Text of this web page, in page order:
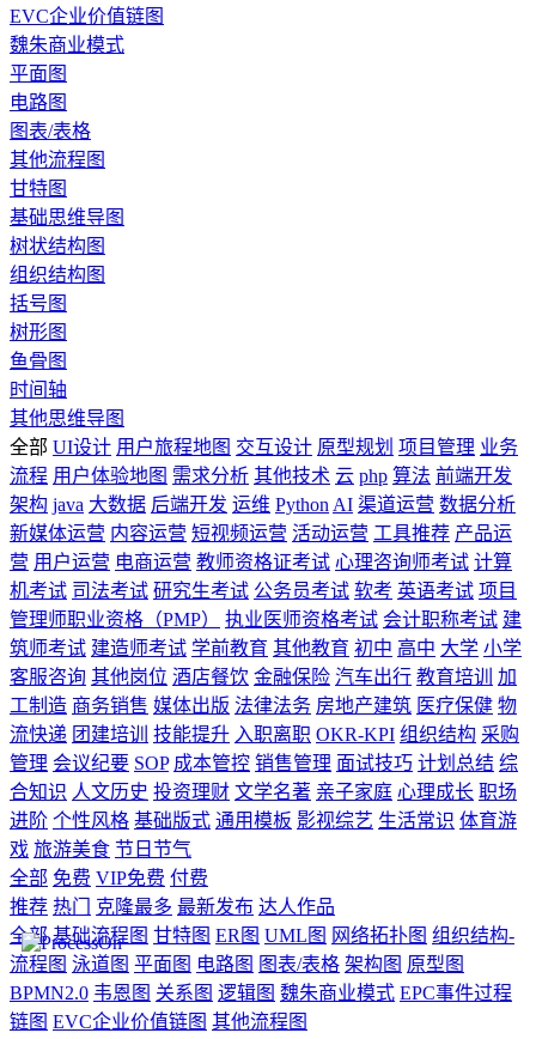
EVC企业价值链图
魏朱商业模式
平面图
电路图
图表/表格
其他流程图
甘特图
基础思维导图
树状结构图
组织结构图
括号图
树形图
鱼骨图
时间轴
其他思维导图
全部 UI设计 用户旅程地图 交互设计 原型规划 项目管理 业务
流程 用户体验地图 需求分析 其他技术 云 php 算法 前端开发
架构 java 大数据 后端开发 运维 Python AI 渠道运营 数据分析
新媒体运营 内容运营 短视频运营 活动运营 工具推荐 产品运
营 用户运营 电商运营 教师资格证考试 心理咨询师考试 计算
机考试 司法考试 研究生考试 公务员考试 软考 英语考试 项目
管理师职业资格（PMP）
执业医师资格考试 会计职称考试 建
筑师考试 建造师考试 学前教育 其他教育 初中 高中 大学 小学
客服咨询 其他岗位 酒店餐饮 金融保险 汽车出行 教育培训
加
工制造 商务销售 媒体出版 法律法务 房地产建筑 医疗保健 物
流快递 团建培训 技能提升 入职离职 OKR-KPI 组织结构 采购
管理 会议纪要 SOP 成本管控 销售管理 面试技巧 计划总结 综
合知识 人文历史 投资理财 文学名著 亲子家庭 心理成长 职场
进阶 个性风格 基础版式 通用模板 影视综艺 生活常识 体育游
戏 旅游美食 节日节气
全部 免费 VIP免费 付费
推荐 热门 克隆最多 最新发布 达人作品
全部 基础流程图 甘特图 ER图 UML图 网络拓扑图 组织结构-
流程图 泳道图 平面图 电路图 图表/表格 架构图 原型图
BPMN2.0 韦恩图 关系图 逻辑图 魏朱商业模式 EPC事件过程
链图 EVC企业价值链图 其他流程图